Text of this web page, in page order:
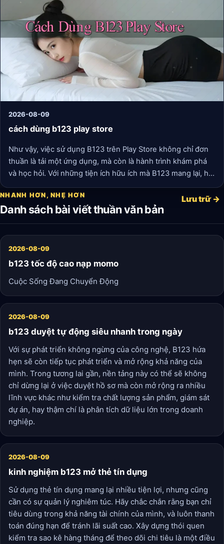
2026-08-09
cách dùng b123 play store
Như vậy, việc sử dụng B123 trên Play Store không chỉ đơn
thuần là tải một ứng dụng, mà còn là hành trình khám phá
và học hỏi. Với những tiện ích hữu ích mà B123 mang lại, hy
vọng bạn sẽ tìm thấy cách áp dụng chúng vào cuộc sống
một cách hiệu quả nhất.
NHANH HƠN, NHẸ HƠN
Danh sách bài viết thuần văn bản
Lưu trữ →
2026-08-09
b123 tốc độ cao nạp momo
Cuộc Sống Đang Chuyển Động
2026-08-09
b123 duyệt tự động siêu nhanh trong ngày
Với sự phát triển không ngừng của công nghệ, B123 hứa
hẹn sẽ còn tiếp tục phát triển và mở rộng khả năng của
mình. Trong tương lai gần, nền tảng này có thể sẽ không
chỉ dừng lại ở việc duyệt hồ sơ mà còn mở rộng ra nhiều
lĩnh vực khác như kiểm tra chất lượng sản phẩm, giám sát
dự án, hay thậm chí là phân tích dữ liệu lớn trong doanh
nghiệp.
2026-08-09
kinh nghiệm b123 mở thẻ tín dụng
Sử dụng thẻ tín dụng mang lại nhiều tiện lợi, nhưng cũng
cần có sự quản lý nghiêm túc. Hãy chắc chắn rằng bạn chỉ
tiêu dùng trong khả năng tài chính của mình, và luôn thanh
toán đúng hạn để tránh lãi suất cao. Xây dựng thói quen
kiểm tra sao kê hàng tháng để theo dõi chi tiêu là một điều